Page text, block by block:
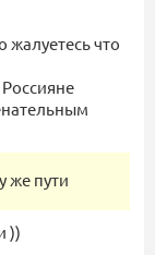
жалуетесь что
же пути
))